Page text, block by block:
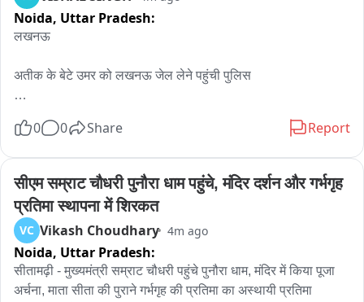
का प्रयास किया जा रहा है...नेता प्रतिपक्ष यशपाल आर्य ने पुलिस प्रशासन
पर गंभीर आरोप लगाए...उन्होंने कहा कि कांग्रेस के कार्यक्रम में आ रही बसों
पुलिस प्रशासन सरकार के एजेंट के रूप में काम कर रहा है...घंटो तक चले
इस घटनाक्रम पर SP ट्रैफिक ने चेकिंग का हवाला दिया, उन्होंने कहा
सभी बसों को सामान्य रूप से आने की परमिशन दे दी गई है...
Noida, Uttar Pradesh:
लखनऊ
अतीक के बेटे उमर को लखनऊ जेल लेने पहुंची पुलिस
रवाना
0 0 Share Report
सीएम सम्राट चौधरी पुनौरा धाम पहुंचे, मंदिर दर्शन और गर्भगृह
प्रतिमा स्थापना में शिरकत
VC Vikash Choudhary 4m ago
Noida, Uttar Pradesh:
सीतामढ़ी - मुख्यमंत्री सम्राट चौधरी पहुंचे पुनौरा धाम, मंदिर में किया पूजा
अर्चना, माता सीता की पुराने गर्भगृह की प्रतिमा का अस्थायी प्रतिमा